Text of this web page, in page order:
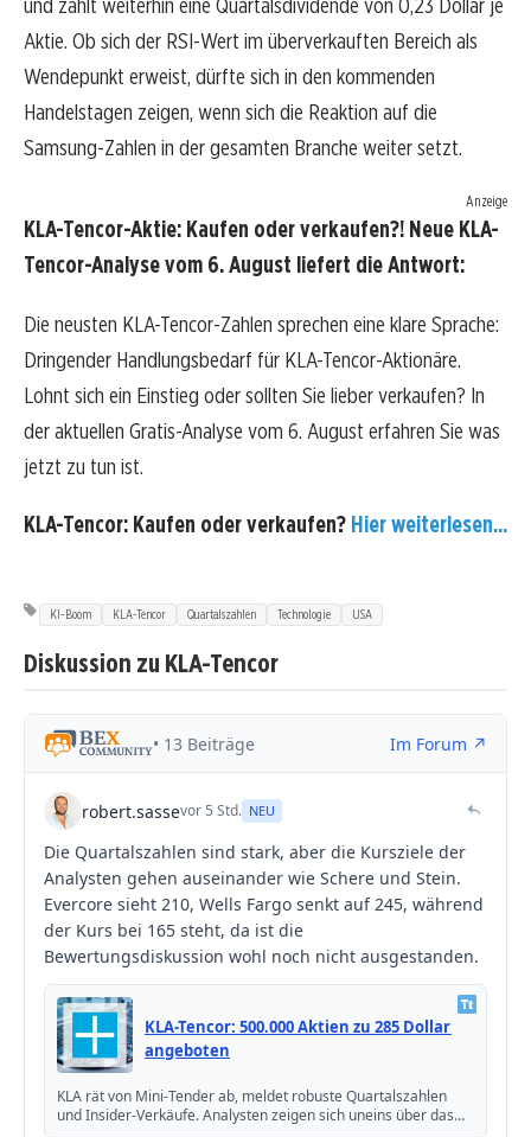
und zahlt weiterhin eine Quartalsdividende von 0,23 Dollar je
Aktie. Ob sich der RSI-Wert im überverkauften Bereich als
Wendepunkt erweist, dürfte sich in den kommenden
Handelstagen zeigen, wenn sich die Reaktion auf die
Samsung-Zahlen in der gesamten Branche weiter setzt.
Anzeige
KLA-Tencor-Aktie: Kaufen oder verkaufen?! Neue KLA-
Tencor-Analyse vom 6. August liefert die Antwort:
Die neusten KLA-Tencor-Zahlen sprechen eine klare Sprache:
Dringender Handlungsbedarf für KLA-Tencor-Aktionäre.
Lohnt sich ein Einstieg oder sollten Sie lieber verkaufen? In
der aktuellen Gratis-Analyse vom 6. August erfahren Sie was
jetzt zu tun ist.
KLA-Tencor: Kaufen oder verkaufen? Hier weiterlesen...
KI-Boom KLA-Tencor Quartalszahlen Technologie USA
Diskussion zu KLA-Tencor